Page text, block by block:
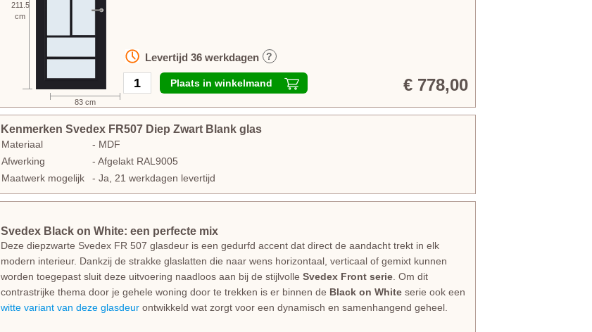
211.5
cm
Plaats in winkelmand
Levertijd 36werkdagen ?
€ 778,00
83 cm
Kenmerken Svedex FR507 Diep Zwart Blank glas
Materiaal
- MDF
Afwerking
- Afgelakt RAL9005
Maatwerk mogelijk
- Ja, 21 werkdagen levertijd
Svedex Black on White: een perfecte mix
Deze diepzwarte Svedex FR 507 glasdeur is een gedurfd accent dat direct de aandacht trekt in elk
modern interieur. Dankzij de strakke glaslatten die naar wens horizontaal, verticaal of gemixt kunnen
worden toegepast sluit deze uitvoering naadloos aan bij de stijlvolle Svedex Front serie . Om dit
contrastrijke thema door je gehele woning door te trekken is er binnen de Black on White serie ook een
witte variant van deze glasdeur ontwikkeld wat zorgt voor een dynamisch en samenhangend geheel.